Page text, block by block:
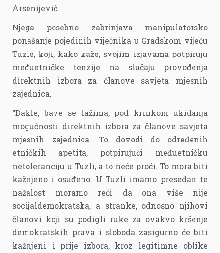
Arsenijević.
Njega posebno zabrinjava manipulatorsko
ponašanje pojedinih vijećnika u Gradskom vijeću
Tuzle, koji, kako kaže, svojim izjavama potpiruju
međuetničke tenzije na slučaju provođenja
direktnih izbora za članove savjeta mjesnih
zajednica.
“Dakle, bave se lažima, pod krinkom ukidanja
mogućnosti direktnih izbora za članove savjeta
mjesnih zajednica. To dovodi do određenih
etničkih apetita, potpirujući međuetničku
netoleranciju u Tuzli, a to neće proći. To mora biti
kažnjeno i osuđeno. U Tuzli imamo presedan te
nažalost moramo reći da ona više nije
socijaldemokratska, a stranke, odnosno njihovi
članovi koji su podigli ruke za ovakvo kršenje
demokratskih prava i sloboda zasigurno će biti
kažnjeni i prije izbora, kroz legitimne oblike